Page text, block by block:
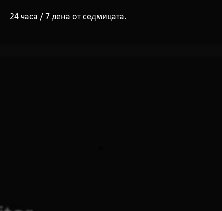
24 часа / 7 дена от седмицата.